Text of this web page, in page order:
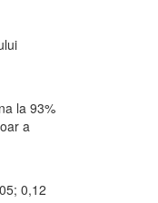
la 93%
a
0,12